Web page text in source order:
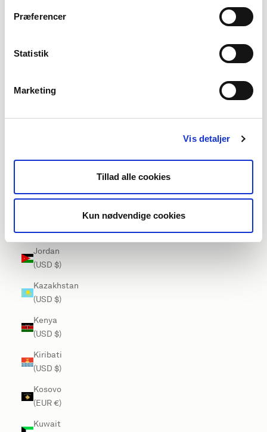
Præferencer
Statistik
Marketing
Vis detaljer
Tillad alle cookies
Kun nødvendige cookies
(EUR €)
(EUR €)
$)
(USD $)
(USD $)
(EUR €)
Jordan
(USD $)
Kazakhstan
(USD $)
Kenya
(USD $)
Kiribati
(USD $)
Kosovo
(EUR €)
Kuwait